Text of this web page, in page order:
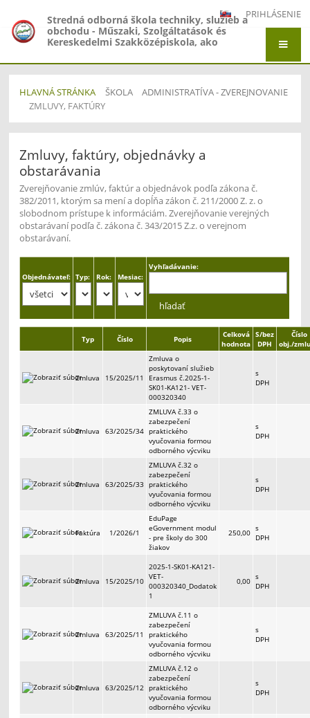
PRIHLÁSENIE
Stredná odborná škola techniky, služieb a
obchodu - Műszaki, Szolgáltatások és
Kereskedelmi Szakközépiskola, ako
Gimnázium, Gymnázium Jána Amosa
Komenského - Comenius Gimnázium a
Stredná odborná škola techniky, služieb a
obchodu - Műszaki, Szolgáltatások és
Kereskedelmi Szakközépiskola, Adyho 7,
Štúrovo
HLAVNÁ STRÁNKA ŠKOLA
ADMINISTRATÍVA - ZVEREJNOVANIE
ZMLUVY, FAKTÚRY
faktúry
Zmluvy, faktúry, objednávky a
obstarávania
Zverejňovanie zmlúv, faktúr a objednávok podľa zákona č.
382/2011, ktorým sa mení a dopĺňa zákon č. 211/2000 Z. z. o
slobodnom prístupe k informáciám. Zverejňovanie verejných
obstarávaní podľa č. zákona č. 343/2015 Z.z. o verejnom
obstarávaní.
Objednávateľ: Typ: Rok: Mesiac:
Vyhľadávanie:
Typ Číslo Popis
Celková
hodnota
S/bez
DPH
Číslo
obj./
Zmluva 15/2025/11
Zmluva o
poskytovaní služieb
Erasmus č.2025-1-
SK01-KA121- VET-
000320340
s
DPH
Zmluva 63/2025/34
ZMLUVA č.33 o
zabezpečení
praktického
vyučovania formou
odborného výcviku
s
DPH
Zmluva 63/2025/33
ZMLUVA č.32 o
zabezpečení
praktického
vyučovania formou
odborného výcviku
s
DPH
Faktúra 1/2026/1
EduPage
eGovernment modul
- pre školy do 300
žiakov
250,00 s
DPH
Zmluva 15/2025/10
2025-1-SK01-KA121-
VET-
000320340_Dodatok
1
0,00 s
DPH
Zmluva 63/2025/11
ZMLUVA č.11 o
zabezpečení
praktického
vyučovania formou
odborného výcviku
s
DPH
Zmluva 63/2025/12
ZMLUVA č.12 o
zabezpečení
praktického
vyučovania formou
odborného výcviku
s
DPH